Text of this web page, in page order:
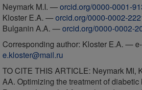
Neymark M.I. —orcid.org/0000-0001-
Kloster E.A. —orcid.org/0000-0002-
Bulganin A.A. —orcid.org/0000-0002-
Corresponding author: Kloster E.A. —
e.kloster@mail.ru
TO CITE THIS ARTICLE: Neymark MI,
AA. Optimizing the treatment of